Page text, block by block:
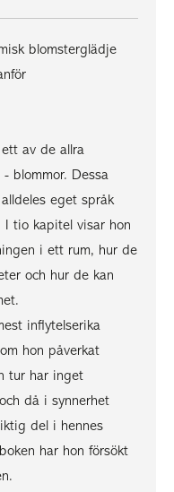
blomsterglädje
av de allra
blommor. Dessa
eget språk
I tio kapitel visar hon
i ett rum, hur de
och hur de kan
inflytelserika
hon påverkat
tur har inget
då i synnerhet
del i hennes
har hon försökt